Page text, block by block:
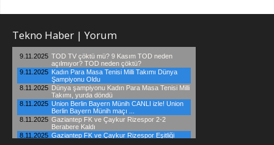
Tekno Haber | Yorum